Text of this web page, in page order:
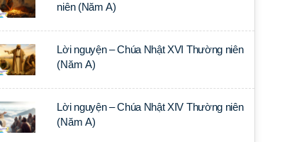
niên (Năm A)
Lời nguyện – Chúa Nhật XVI Thường niên
(Năm A)
Lời nguyện – Chúa Nhật XIV Thường niên
(Năm A)